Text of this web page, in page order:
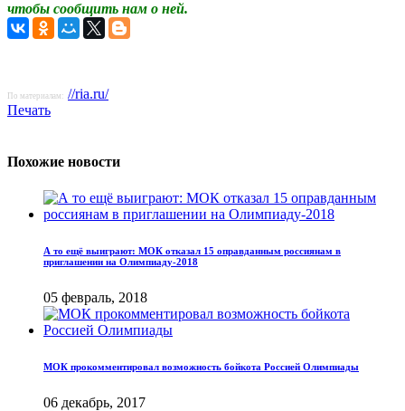
чтобы сообщить нам о ней.
По материалам: //ria.ru/
Печать
Похожие новости
А то ещё выиграют: МОК отказал 15 оправданным россиянам в
приглашении на Олимпиаду-2018
05 февраль, 2018
МОК прокомментировал возможность бойкота Россией Олимпиады
06 декабрь, 2017